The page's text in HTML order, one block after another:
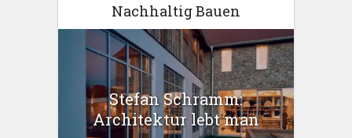
Nachhaltig Bauen
Stefan Schramm:
Architektur lebt man